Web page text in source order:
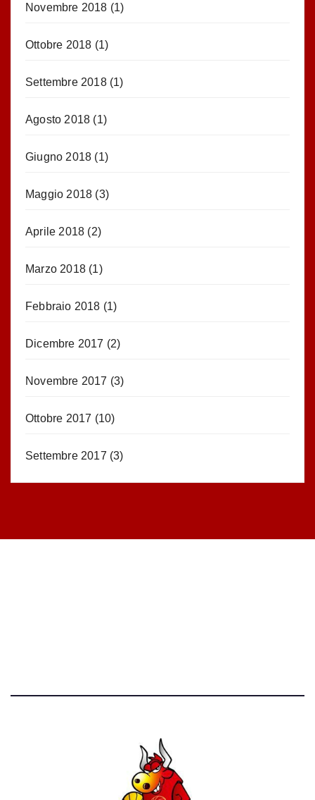
Novembre 2018 (1)
Ottobre 2018 (1)
Settembre 2018(1)
Agosto 2018 (1)
Giugno 2018 (1)
Maggio 2018 (3)
Aprile 2018 (2)
Marzo 2018 (1)
Febbraio 2018 (1)
Dicembre 2017 (2)
Novembre 2017 (3)
Ottobre 2017 (10)
Settembre 2017 (3)